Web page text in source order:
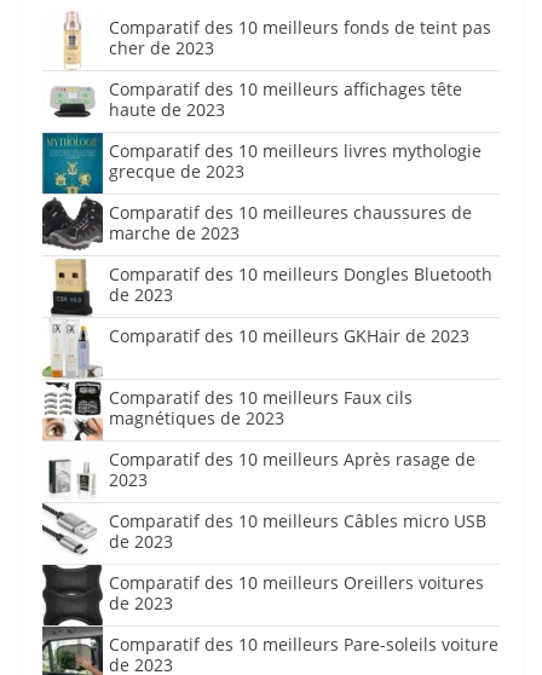
Comparatif des 10 meilleurs fonds de teint pas
cher de 2023
Comparatif des 10 meilleurs affichages tête
haute de 2023
Comparatif des 10 meilleurs livres mythologie
grecque de 2023
Comparatif des 10 meilleures chaussures de
marche de 2023
Comparatif des 10 meilleurs Dongles Bluetooth
de 2023
Comparatif des 10 meilleurs GKHair de 2023
Comparatif des 10 meilleurs Faux cils
magnétiques de 2023
Comparatif des 10 meilleurs Après rasage de
2023
Comparatif des 10 meilleurs Câbles micro USB
de 2023
Comparatif des 10 meilleurs Oreillers voitures
de 2023
Comparatif des 10 meilleurs Pare-soleils voiture
de 2023